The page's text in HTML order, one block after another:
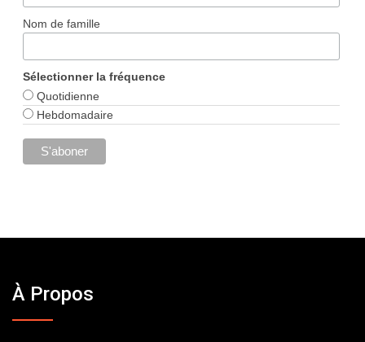
Nom de famille
Sélectionner la fréquence
Quotidienne
Hebdomadaire
À Propos